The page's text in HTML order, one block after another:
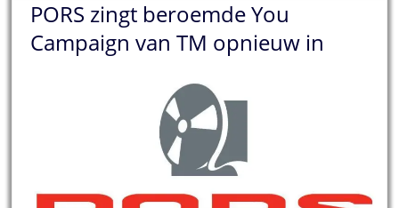
PORS zingt beroemde You
Campaign van TM opnieuw in